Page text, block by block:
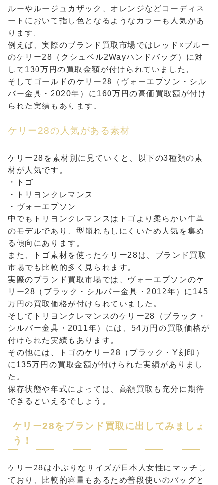
ルーやルージュカザック、オレンジなどコーディネ
ートにおいて指し色となるようなカラーも人気があ
ります。
例えば、実際のブランド買取市場ではレッド×ブルー
のケリー28（クシュベル2Wayハンドバッグ）に対
して130万円の買取金額が付けられていました。
そしてゴールドのケリー28（ヴォーエプソン・シル
バー金具・2020年）に160万円の高価買取額が付け
られた実績もあります。
ケリー28の人気がある素材
ケリー28を素材別に見ていくと、以下の3種類の素
材が人気です。
・トゴ
・トリヨンクレマンス
・ヴォーエプソン
中でもトリヨンクレマンスはトゴより柔らかい牛革
のモデルであり、型崩れもしにくいため人気を集め
る傾向にあります。
また、トゴ素材を使ったケリー28は、ブランド買取
市場でも比較的多く見られます。
実際のブランド買取市場では、ヴォーエプソンのケ
リー28（ブラック・シルバー金具・2012年）に145
万円の買取価格が付けられていました。
そしてトリヨンクレマンスのケリー28（ブラック・
シルバー金具・2011年）には、54万円の買取価格が
付けられた実績もあります。
その他には、トゴのケリー28（ブラック・Y刻印）
に135万円の買取金額が付けられた実績がありまし
た。
保存状態や年式によっては、高額買取も充分に期待
できるといえるでしょう。
ケリー28をブランド買取に出してみましょ
う！
ケリー28は小ぶりなサイズが日本人女性にマッチし
ており、比較的容量もあるため普段使いのバッグと